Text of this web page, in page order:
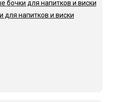
для напитков и виски